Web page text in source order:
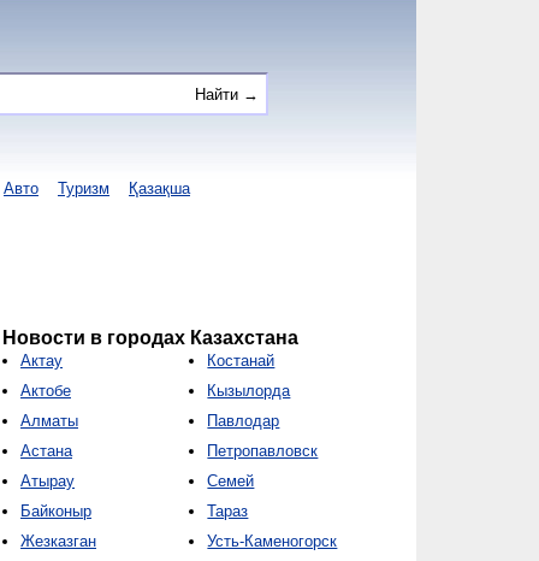
Авто Туризм Қазақша
Новости в городах Казахстана
Актау
Актобе
Алматы
Астана
Атырау
Байконыр
Жезказган
Костанай
Кызылорда
Павлодар
Петропавловск
Семей
Тараз
Усть-Каменогорск